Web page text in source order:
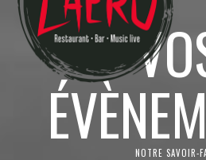
NOTRE SAVOIR-